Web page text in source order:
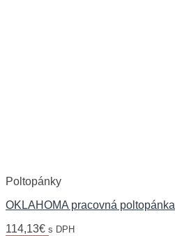
Poltopánky
OKLAHOMA pracovná poltopánka
114,13€ s DPH